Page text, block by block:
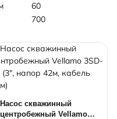
60
700
Насос скважинный
центробежный Vellamo